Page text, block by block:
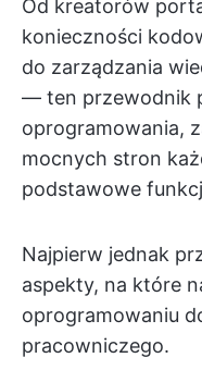
Od kreatorów
konieczności
do zarządzania
— ten przewodnik
oprogramowania,
mocnych stron
podstawowe
Najpierw jednak
aspekty, na które
oprogramowaniu
pracowniczego.